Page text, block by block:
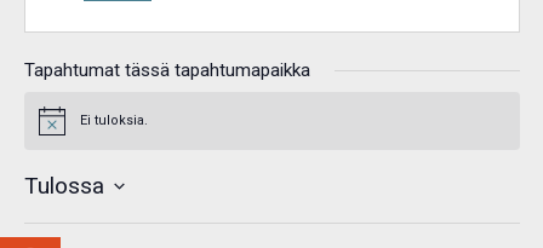
Tapahtumat tässä tapahtumapaikka
Notice Ei tuloksia.
Tulossa
Valitse